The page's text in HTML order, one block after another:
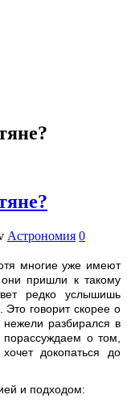
Астрономия 0
многие уже имеют
пришли к такому
редко услышишь
Это говорит скорее о
разбирался в
о том,
докопаться до
и подходом: